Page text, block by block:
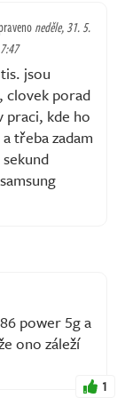
neděle, 31. 5.
jsou
clovek porad
praci, kde ho
třeba zadam
power 5g a
ono záleží
1